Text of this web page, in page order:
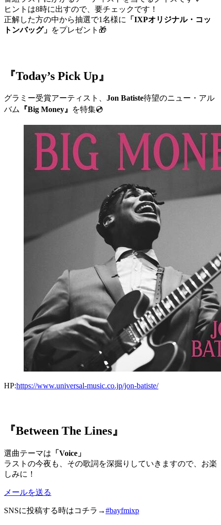
ヒントは8時に出すので、要チェックです！
正解した方の中から抽選で1名様に
「IXPオリジナル・コッ
トンバッグ」 をプレゼント🎁
『Today’s Pick Up』
グラミー受賞アーティスト、 Jon Batiste待望のニュー・アル
バム 『Big Money』 を特集💿
HP:https://www.universal-music.co.jp/jon-batiste/
『Between The Lines』
選曲テーマは 「Voice」
ラストの今夜も、その歌詞を深掘りしていきますので、お楽
しみに！
メールを送る
SNSに投稿する時はコチラ→#bayfmixp